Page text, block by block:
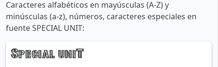
Caracteres alfabéticos en mayúsculas (A-Z) y
minúsculas (a-z), números, caracteres especiales en
fuente SPECIAL UNIT: